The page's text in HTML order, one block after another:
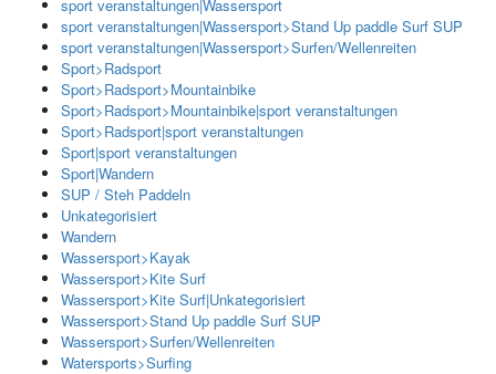
sport veranstaltungen|Wassersport
sport veranstaltungen|Wassersport>Stand Up paddle Surf SUP
sport veranstaltungen|Wassersport>Surfen/Wellenreiten
Sport>Radsport
Sport>Radsport>Mountainbike
Sport>Radsport>Mountainbike|sport veranstaltungen
Sport>Radsport|sport veranstaltungen
Sport|sport veranstaltungen
Sport|Wandern
SUP / Steh Paddeln
Unkategorisiert
Wandern
Wassersport>Kayak
Wassersport>Kite Surf
Wassersport>Kite Surf|Unkategorisiert
Wassersport>Stand Up paddle Surf SUP
Wassersport>Surfen/Wellenreiten
Watersports>Surfing